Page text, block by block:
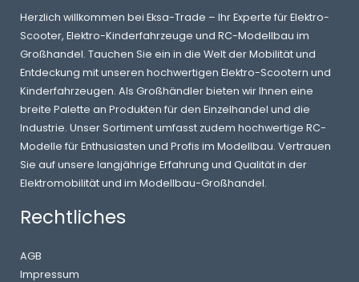
Herzlich willkommen bei Eksa-Trade – Ihr Experte für Elektro-
Scooter, Elektro-Kinderfahrzeuge und RC-Modellbau im
Großhandel. Tauchen Sie ein in die Welt der Mobilität und
Entdeckung mit unseren hochwertigen Elektro-Scootern und
Kinderfahrzeugen. Als Großhändler bieten wir Ihnen eine
breite Palette an Produkten für den Einzelhandel und die
Industrie. Unser Sortiment umfasst zudem hochwertige RC-
Modelle für Enthusiasten und Profis im Modellbau. Vertrauen
Sie auf unsere langjährige Erfahrung und Qualität in der
Elektromobilität und im Modellbau-Großhandel.
Rechtliches
AGB
Impressum